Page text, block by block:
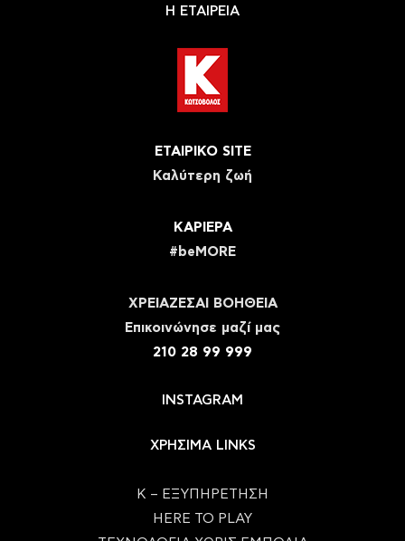
Η ΕΤΑΙΡΕΙΑ
ΕΤΑΙΡΙΚΟ SITE
Καλύτερη ζωή
ΚΑΡΙΕΡΑ
#beMORE
ΧΡΕΙΑΖΕΣΑΙ ΒΟΗΘΕΙΑ
Eπικοινώνησε μαζί μας
210 28 99 999
INSTAGRAM
ΧΡΗΣΙΜΑ LINKS
Κ – ΕΞΥΠΗΡΕΤΗΣΗ
HERE TO PLAY